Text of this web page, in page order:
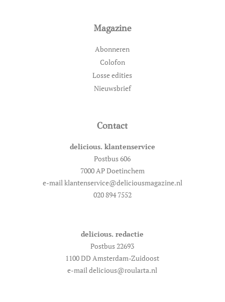
Magazine
Abonneren
Colofon
Losse edities
Nieuwsbrief
Contact
delicious. klantenservice
Postbus 606
7000 AP Doetinchem
e-mail klantenservice@deliciousmagazine.nl
020 894 7552
delicious. redactie
Postbus 22693
1100 DD Amsterdam-Zuidoost
e-mail delicious@roularta.nl